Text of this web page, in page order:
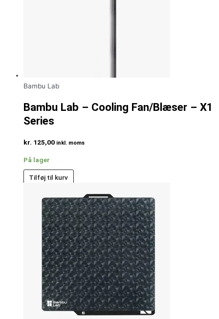
Bambu Lab
Bambu Lab – Cooling Fan/Blæser – X1
Series
kr. 125,00 inkl. moms
På lager
Tilføj til kurv